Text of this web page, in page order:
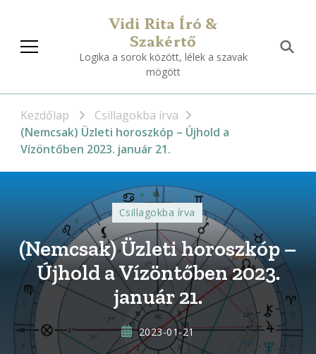
Vidi Rita Író &
Szakértő
Logika a sorok között, lélek a szavak
mögött
Kezdőlap
Csillagokba írva
(Nemcsak) Üzleti horoszkóp – Újhold a
Vízöntőben 2023. január 21.
Csillagokba írva
(Nemcsak) Üzleti horoszkóp –
Újhold a Vízöntőben 2023.
január 21.
2023-01-21